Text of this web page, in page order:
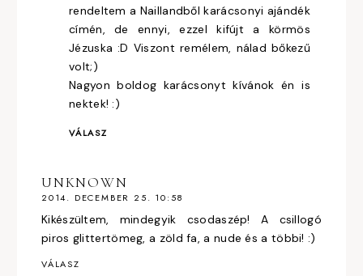
rendeltem a Naillandből karácsonyi ajándék
címén, de ennyi, ezzel kifújt a körmös
Jézuska :D Viszont remélem, nálad bőkezű
volt;)
Nagyon boldog karácsonyt kívánok én is
nektek! :)
VÁLASZ
UNKNOWN
2014. DECEMBER 25. 10:58
Kikészültem, mindegyik csodaszép! A csillogó
piros glittertömeg, a zöld fa, a nude és a többi! :)
VÁLASZ